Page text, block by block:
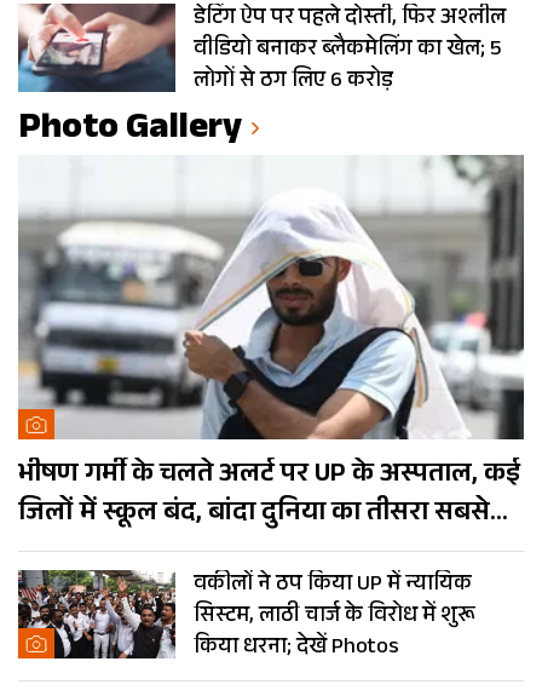
डेटिंग ऐप पर पहले दोस्ती, फिर अश्लील
वीडियो बनाकर ब्लैकमेलिंग का खेल; 5
लोगों से ठग लिए 6 करोड़
Photo Gallery
भीषण गर्मी के चलते अलर्ट पर UP के अस्पताल, कई
जिलों में स्कूल बंद, बांदा दुनिया का तीसरा सबसे
गर्म शहर
वकीलों ने ठप किया UP में न्यायिक
सिस्टम, लाठी चार्ज के विरोध में शुरू
किया धरना; देखें Photos